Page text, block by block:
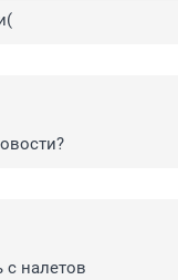
с налетов